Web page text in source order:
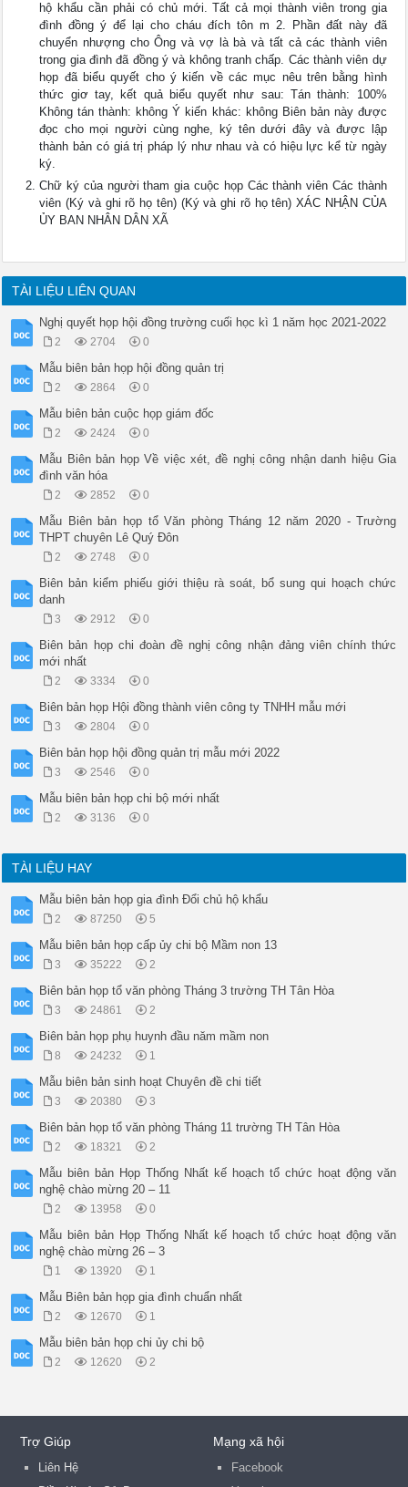
hộ khẩu cần phải có chủ mới. Tất cả mọi thành viên trong gia
đình đồng ý để lại cho cháu đích tôn m 2. Phần đất này đã
chuyển nhượng cho Ông và vợ là bà và tất cả các thành viên
trong gia đình đã đồng ý và không tranh chấp. Các thành viên dự
họp đã biểu quyết cho ý kiến về các mục nêu trên bằng hình
thức giơ tay, kết quả biểu quyết như sau: Tán thành: 100%
Không tán thành: không Ý kiến khác: không Biên bản này được
đọc cho mọi người cùng nghe, ký tên dưới đây và được lập
thành bản có giá trị pháp lý như nhau và có hiệu lực kể từ ngày
ký.
Chữ ký của người tham gia cuộc họp Các thành viên Các thành
viên (Ký và ghi rõ họ tên) (Ký và ghi rõ họ tên) XÁC NHẬN CỦA
ỦY BAN NHÂN DÂN XÃ
TÀI LIỆU LIÊN QUAN
Nghị quyết họp hội đồng trường cuối học kì 1 năm học 2021-2022
2 2704 0
Mẫu biên bản họp hội đồng quản trị
2 2864 0
Mẫu biên bản cuộc họp giám đốc
2 2424 0
Mẫu Biên bản họp Về việc xét, đề nghị công nhận danh hiệu Gia
đình văn hóa
2 2852 0
Mẫu Biên bản họp tổ Văn phòng Tháng 12 năm 2020 - Trường
THPT chuyên Lê Quý Đôn
2 2748 0
Biên bản kiểm phiếu giới thiệu rà soát, bổ sung qui hoạch chức
danh
3 2912 0
Biên bản họp chi đoàn đề nghị công nhận đảng viên chính thức
mới nhất
2 3334 0
Biên bản họp Hội đồng thành viên công ty TNHH mẫu mới
3 2804 0
Biên bản họp hội đồng quản trị mẫu mới 2022
3 2546 0
Mẫu biên bản họp chi bộ mới nhất
2 3136 0
TÀI LIỆU HAY
Mẫu biên bản họp gia đình Đổi chủ hộ khẩu
2 87250 5
Mẫu biên bản họp cấp ủy chi bộ Mầm non 13
3 35222 2
Biên bản họp tổ văn phòng Tháng 3 trường TH Tân Hòa
3 24861 2
Biên bản họp phụ huynh đầu năm mầm non
8 24232 1
Mẫu biên bản sinh hoạt Chuyên đề chi tiết
3 20380 3
Biên bản họp tổ văn phòng Tháng 11 trường TH Tân Hòa
2 18321 2
Mẫu biên bản Họp Thống Nhất kế hoạch tổ chức hoạt động văn
nghệ chào mừng 20 – 11
2 13958 0
Mẫu biên bản Họp Thống Nhất kế hoạch tổ chức hoạt động văn
nghệ chào mừng 26 – 3
1 13920 1
Mẫu Biên bản họp gia đình chuẩn nhất
2 12670 1
Mẫu biên bản họp chi ủy chi bộ
2 12620 2
Trợ Giúp
Liên Hệ
Mạng xã hội
Facebook